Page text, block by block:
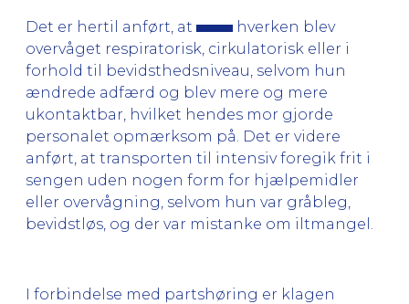
Det er hertil anført, at
hverken blev
overvåget respiratorisk, cirkulatorisk eller i
forhold til bevidsthedsniveau, selvom hun
ændrede adfærd og blev mere og mere
ukontaktbar, hvilket hendes mor gjorde
personalet opmærksom på. Det er videre
anført, at transporten til intensiv foregik frit i
sengen uden nogen form for hjælpemidler
eller overvågning, selvom hun var gråbleg,
bevidstløs, og der var mistanke om iltmangel.
I forbindelse med partshøring er klagen